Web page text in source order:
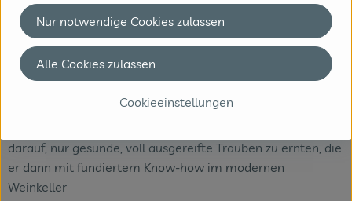
in aller Welt weit über den Pfälzer Tellerrand. Respekt vor
der
Natur, Verzicht auf synthetische Pflanzenschutzmittel,
qualifizierte Bodenbe-reitung, engagiertes und
Maschinentechnik sind Garant für höchste Traubenqualität.
darauf, nur gesunde, voll ausgereifte Trauben zu ernten, die
er dann mit fundiertem Know-how im modernen
Weinkeller
Cookieeinstellungen
Nur notwendige Cookies zulassen
Alle Cookies zulassen